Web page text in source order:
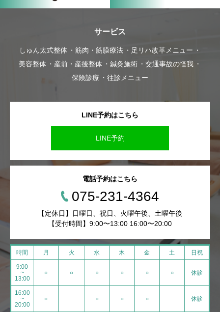
サービス
しゅん太式整体 筋肉・筋膜療法
足リハ改革メニュー
美容整体
産前・産後整体 鍼灸施術
交通事故の怪我
保険診療
往診メニュー
LINE予約はこちら
LINE予約
電話予約はこちら
075-231-4364
【定休日】日曜日、祝日、火曜午後、土曜午後
【受付時間】9:00〜13:00 16:00〜20:00
時間 月 火 水 木 金 土 日祝
9:00
~
13:00
○ ○ ○ ○ ○ ○ 休診
16:00
~
20:00
○ ○ ○ ○ 休診